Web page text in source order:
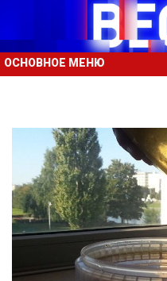
ОСНОВНОЕ МЕНЮ